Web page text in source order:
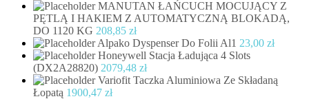
MANUTAN ŁAŃCUCH MOCUJĄCY Z
PĘTLĄ I HAKIEM Z AUTOMATYCZNĄ BLOKADĄ,
DO 1120 KG 208,85 zł
Alpako Dyspenser Do Folii Al1 23,00 zł
Honeywell Stacja Ładująca 4 Slots
(DX2A28820) 2079,48 zł
Variofit Taczka Aluminiowa Ze Składaną
Łopatą 1900,47 zł